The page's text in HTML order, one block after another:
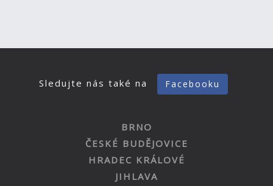
Sledujte nás také na Facebooku
BRNO
ČESKÉ BUDĚJOVICE
HRADEC KRÁLOVÉ
JIHLAVA